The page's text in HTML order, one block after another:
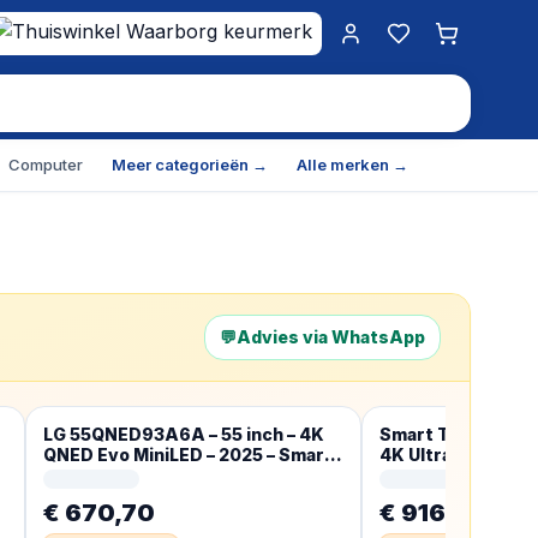
Mijn account
Favorieten
Computer Meer categorieën → Alle merken →
💬Advies via WhatsApp
LG 55QNED93A6A – 55 inch – 4K
QNED Evo MiniLED – 2025 – Smart
€ 670,70
Smart TV LG
4K Ultra HD 65″
€ 916,00